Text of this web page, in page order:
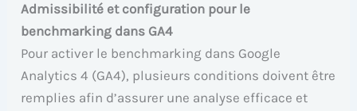
Admissibilité et configuration pour le
benchmarking dans GA4
Pour activer le benchmarking dans Google
Analytics 4 (GA4), plusieurs conditions doivent être
remplies afin d’assurer une analyse efficace et